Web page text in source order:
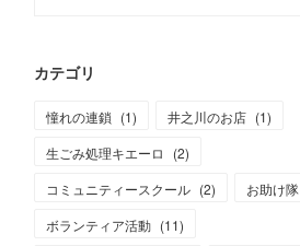
カテゴリ
憧れの連鎖 (1) 井之川のお店 (1)
生ごみ処理キエーロ
(2)
コミュニティースクール (2) お助け隊
ボランティア活動 (11)